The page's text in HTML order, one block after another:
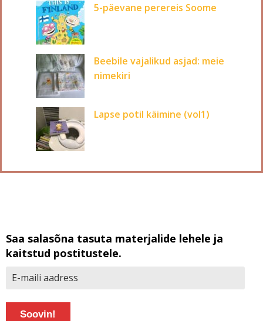
5-päevane perereis Soome
Beebile vajalikud asjad: meie
nimekiri
Lapse potil käimine (vol1)
Saa salasõna tasuta materjalide lehele ja
kaitstud postitustele.
Soovin!